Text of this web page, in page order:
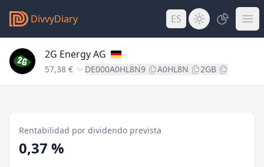
DivvyDiary ES
2G Energy AG
57,38 € DE000A0HL8N9 A0HL8N 2GB
Rentabilidad por dividendo prevista
0,37 %